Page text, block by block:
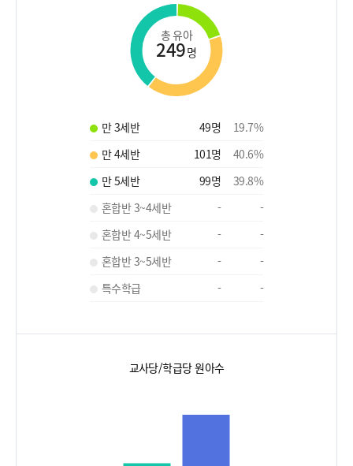
총 유아
249명
만 3세반 49명 19.7%
만 4세반
101명 40.6%
만 5세반
99명 39.8%
혼합반 3~4세반
-
-
혼합반 4~5세반
-
-
혼합반 3~5세반
-
-
특수학급
- -
교사당/학급당 원아수